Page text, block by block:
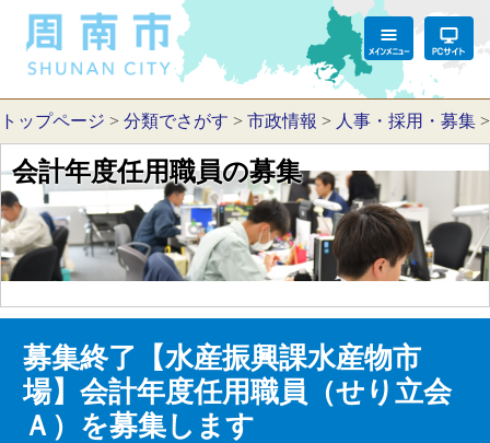
トップページ > 分類でさがす > 市政情報 > 人事・採用・募集
会計年度任用職員の募集
募集終了【水産振興課水産物市
場】会計年度任用職員（せり立会
Ａ）を募集します